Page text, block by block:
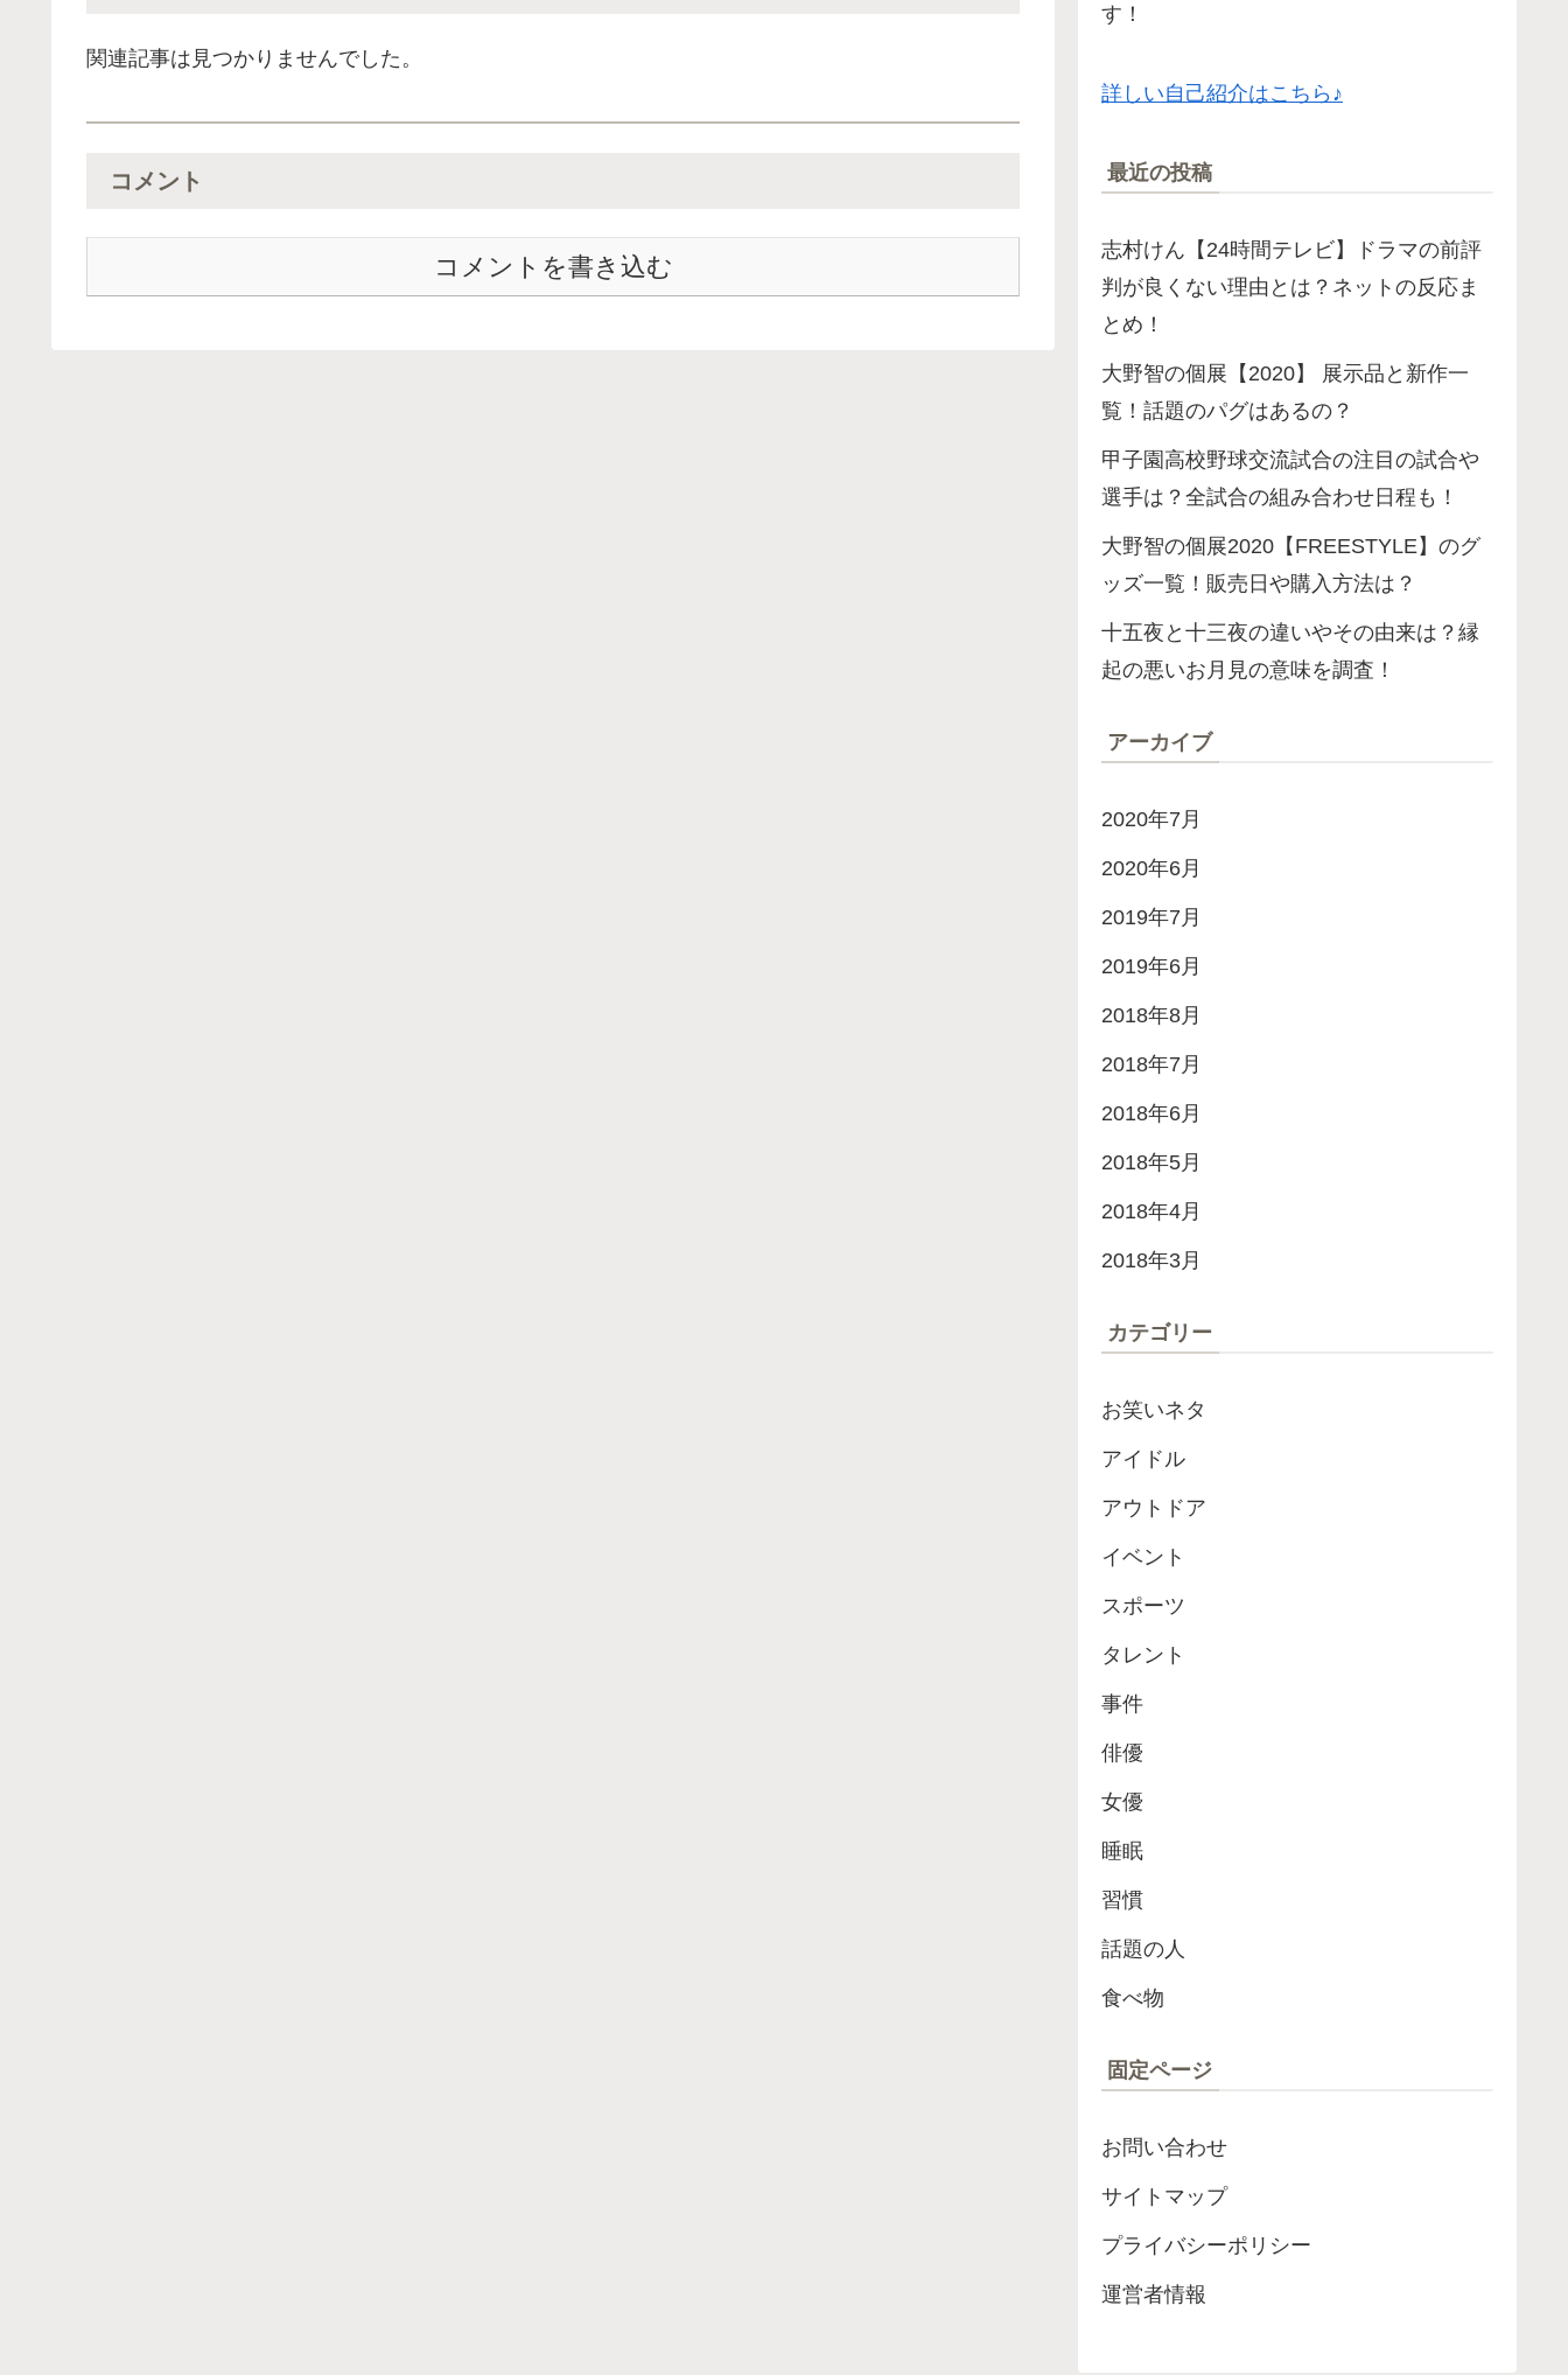
関連記事は見つかりませんでした。
コメント
コメントを書き込む
す！
詳しい自己紹介はこちら♪
最近の投稿
志村けん【24時間テレビ】ドラマの前評
判が良くない理由とは？ネットの反応ま
とめ！
大野智の個展【2020】 展示品と新作一
覧！話題のパグはあるの？
甲子園高校野球交流試合の注目の試合や
選手は？全試合の組み合わせ日程も！
大野智の個展2020【FREESTYLE】のグ
ッズ一覧！販売日や購入方法は？
十五夜と十三夜の違いやその由来は？縁
起の悪いお月見の意味を調査！
アーカイブ
2020年7月
2020年6月
2019年7月
2019年6月
2018年8月
2018年7月
2018年6月
2018年5月
2018年4月
2018年3月
カテゴリー
お笑いネタ
アイドル
アウトドア
イベント
スポーツ
タレント
事件
俳優
女優
睡眠
習慣
話題の人
食べ物
固定ページ
お問い合わせ
サイトマップ
プライバシーポリシー
運営者情報